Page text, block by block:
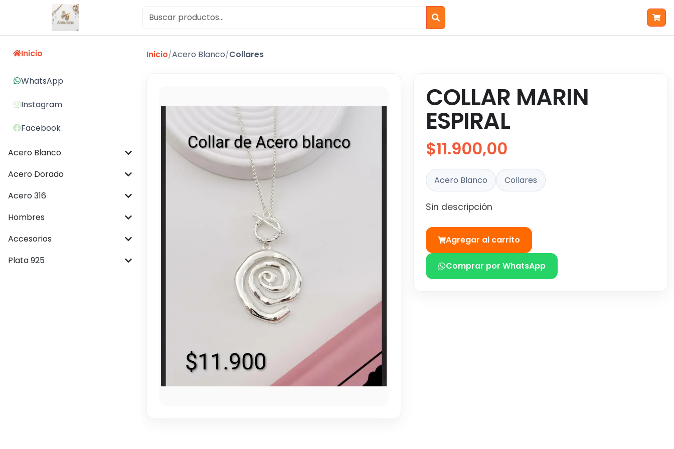
Inicio
WhatsApp
Instagram
Facebook
Acero Blanco
Acero Dorado
Acero 316
Hombres
Accesorios
Plata 925
Inicio/Acero Blanco/Collares
COLLAR MARIN
ESPIRAL
$11.900,00
Acero Blanco Collares
Sin descripción
Agregar al carrito
Comprar por WhatsApp